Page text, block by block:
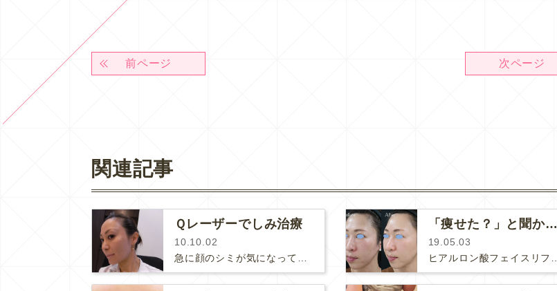
前ページ 次ページ
関連記事
Ｑレーザーでしみ治療
10.10.02
「痩せた？」と聞かれるヒアルロン酸リフト
19.05.03